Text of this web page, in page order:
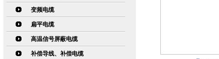
变频电缆
扁平电缆
高温信号屏蔽电缆
补偿导线、补偿电缆